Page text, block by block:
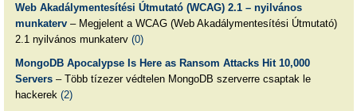
Web Akadálymentesítési Útmutató (WCAG) 2.1 – nyilvános
munkaterv– Megjelent a WCAG (Web Akadálymentesítési Útmutató)
2.1 nyilvános munkaterv (0)
MongoDB Apocalypse Is Here as Ransom Attacks Hit 10,000
Servers– Több tízezer védtelen MongoDB szerverre csaptak le
hackerek (2)